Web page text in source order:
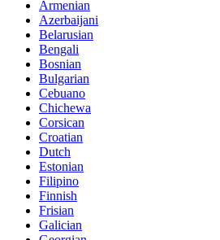
Armenian
Azerbaijani
Belarusian
Bengali
Bosnian
Bulgarian
Cebuano
Chichewa
Corsican
Croatian
Dutch
Estonian
Filipino
Finnish
Frisian
Galician